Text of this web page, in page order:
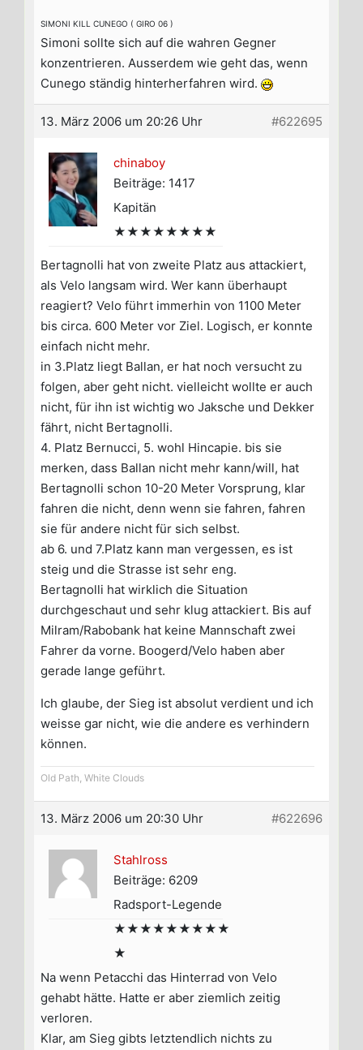
SIMONI KILL CUNEGO ( GIRO 06 )
Simoni sollte sich auf die wahren Gegner
konzentrieren. Ausserdem wie geht das, wenn
Cunego ständig hinterherfahren wird.
13. März 2006 um 20:26 Uhr #622695
chinaboy
Beiträge: 1417
Kapitän
★★★★★★★★
Bertagnolli hat von zweite Platz aus attackiert,
als Velo langsam wird. Wer kann überhaupt
reagiert? Velo führt immerhin von 1100 Meter
bis circa. 600 Meter vor Ziel. Logisch, er konnte
einfach nicht mehr.
in 3.Platz liegt Ballan, er hat noch versucht zu
folgen, aber geht nicht. vielleicht wollte er auch
nicht, für ihn ist wichtig wo Jaksche und Dekker
fährt, nicht Bertagnolli.
4. Platz Bernucci, 5. wohl Hincapie. bis sie
merken, dass Ballan nicht mehr kann/will, hat
Bertagnolli schon 10-20 Meter Vorsprung, klar
fahren die nicht, denn wenn sie fahren, fahren
sie für andere nicht für sich selbst.
ab 6. und 7.Platz kann man vergessen, es ist
steig und die Strasse ist sehr eng.
Bertagnolli hat wirklich die Situation
durchgeschaut und sehr klug attackiert. Bis auf
Milram/Rabobank hat keine Mannschaft zwei
Fahrer da vorne. Boogerd/Velo haben aber
gerade lange geführt.
Ich glaube, der Sieg ist absolut verdient und ich
weisse gar nicht, wie die andere es verhindern
können.
Old Path, White Clouds
13. März 2006 um 20:30 Uhr #622696
Stahlross
Beiträge: 6209
Radsport-Legende
★★★★★★★★★
★
Na wenn Petacchi das Hinterrad von Velo
gehabt hätte. Hatte er aber ziemlich zeitig
verloren.
Klar, am Sieg gibts letztendlich nichts zu